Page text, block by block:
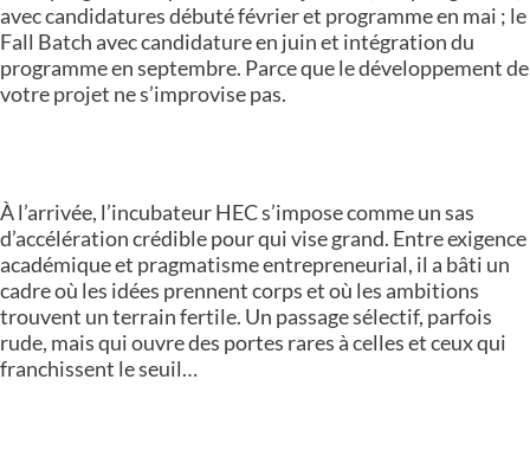
avec candidatures débuté février et programme en mai ; le
Fall Batch avec candidature en juin et intégration du
programme en septembre. Parce que le développement de
votre projet ne s’improvise pas.
À l’arrivée, l’incubateur HEC s’impose comme un sas
d’accélération crédible pour qui vise grand. Entre exigence
académique et pragmatisme entrepreneurial, il a bâti un
cadre où les idées prennent corps et où les ambitions
trouvent un terrain fertile. Un passage sélectif, parfois
rude, mais qui ouvre des portes rares à celles et ceux qui
franchissent le seuil…